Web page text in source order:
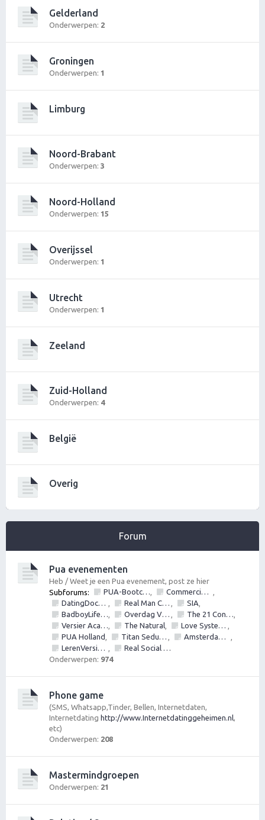
Gelderland
Onderwerpen: 2
Groningen
Onderwerpen: 1
Limburg
Noord-Brabant
Onderwerpen: 3
Noord-Holland
Onderwerpen: 15
Overijssel
Onderwerpen: 1
Utrecht
Onderwerpen: 1
Zeeland
Zuid-Holland
Onderwerpen: 4
België
Overig
Forum
Pua evenementen
Heb / Weet je een Pua evenement, post ze hier
Subforums:
PUA-Bootcamps, Versiercursus, VersierWorkshops en PickupSeminars , Commerciële bedrijven / Reviews van versier workshops en pick up bootcamps
,
DatingDoctors
, Real Man Conference , SIA,
BadboyLifestyle
, Overdag Vrouwen Versieren.nl , The 21 Convention
,
Versier Academie
, The Natural, Love Systems
,
PUA Holland, Titan Seduction , Amsterdam Bootcamps
,
LerenVersieren.nl
,
Real Social Dynamics
Onderwerpen: 974
Phone game
(SMS, Whatsapp,Tinder, Bellen, Internetdaten,
Internetdating http://www.Internetdatinggeheimen.nl,
etc)
Onderwerpen: 208
Mastermindgroepen
Onderwerpen: 21